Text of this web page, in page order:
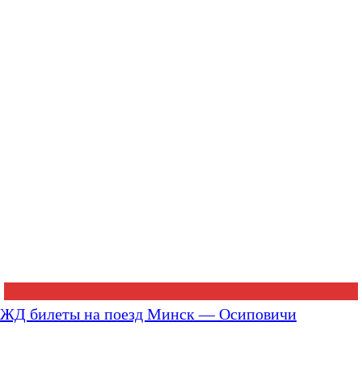
ЖД билеты на поезд Минск — Осиповичи